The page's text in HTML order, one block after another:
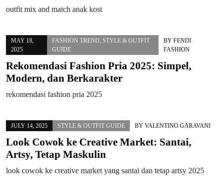
outfit mix and match anak kost
MAY 18,
2025
FASHION TREND STYLE & OUTFIT
GUIDE
BY FENDI
FASHION
Rekomendasi Fashion Pria 2025: Simpel,
Modern, dan Berkarakter
rekomendasi fashion pria 2025
JULY 14, 2025 STYLE & OUTFIT GUIDE BY VALENTINO GARAVANI
Look Cowok ke Creative Market: Santai,
Artsy, Tetap Maskulin
look cowok ke creative market yang santai dan tetap artsy 2025